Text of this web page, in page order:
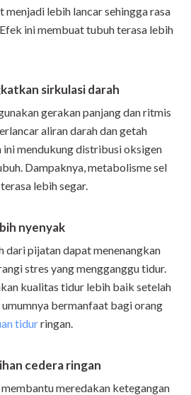
lebih lancar sehingga rasa
ini membuat tubuh terasa lebih
sirkulasi darah
gerakan panjang dan ritmis
aliran darah dan getah
ini mendukung distribusi oksigen
Dampaknya, metabolisme sel
lebih segar.
nyenyak
dari pijatan dapat menenangkan
stres yang mengganggu tidur.
kualitas tidur lebih baik setelah
bermanfaat bagi orang
tidurringan.
cedera ringan
meredakan ketegangan